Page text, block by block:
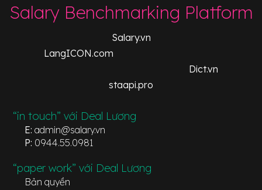
Salary Benchmarking Platform
Salary.vn
LangICON.com
Dict.vn
staapi.pro
“in touch” với Deal Lương
E: admin@salary.vn
P: 0944.55.0981
“paper work” với Deal Lương
Bản quyền